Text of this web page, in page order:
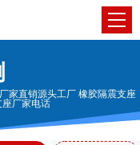
家直销源头工厂 橡胶隔震支座
厂家电话